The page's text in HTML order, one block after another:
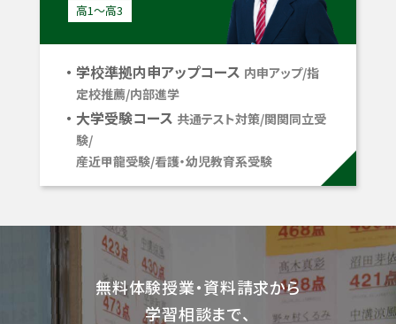
高1〜高3
学校準拠内申アップコース 内申アップ/指
定校推薦/内部進学
大学受験コース 共通テスト対策/関関同立受
験/
産近甲龍受験/看護・幼児教育系受験
無料体験授業・資料請求から
学習相談まで、